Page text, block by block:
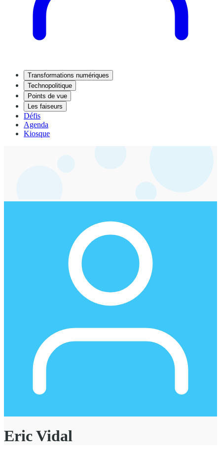
Transformations numériques
Technopolitique
Points de vue
Les faiseurs
Défis
Agenda
Kiosque
Eric Vidal